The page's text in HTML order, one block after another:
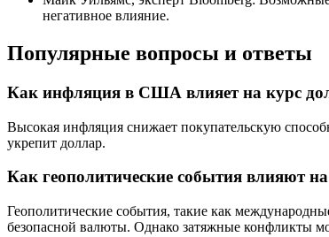
негативное влияние.
Популярные вопросы и ответы
Как инфляция в США влияет на курс
Высокая инфляция снижает покупательскую
укрепит доллар.
Как геополитические события влияют
Геополитические события, такие как
безопасной валюты. Однако затяжные конфликты